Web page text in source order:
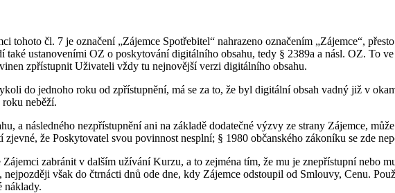
tohoto čl. 7 je označení „Zájemce Spotřebitel“ nahrazeno označením „Zájemce“,
také ustanoveními OZ o poskytování digitálního obsahu, tedy § 2389a a násl. OZ. To
zpřístupnit Uživateli vždy tu nejnovější verzi digitálního obsahu.
do jednoho roku od zpřístupnění, má se za to, že byl digitální obsah vadný již v
neběží.
a následného nezpřístupnění ani na základě dodatečné výzvy ze strany Zájemce,
že Poskytovatel svou povinnost nesplní; § 1980 občanského zákoníku se zde
zabránit v dalším užívání Kurzu, a to zejména tím, že mu je znepřístupní nebo
však do čtrnácti dnů ode dne, kdy Zájemce odstoupil od Smlouvy, Cenu.
náklady.